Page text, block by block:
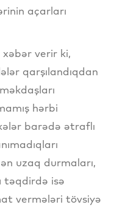
açarları
xəbər verir ki,
qarşılandıqdan
hərbi
barədə ətraflı
uzaq durmaları,
təqdirdə isə
vermələri tövsiyə